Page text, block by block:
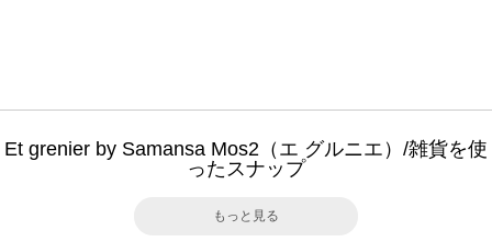
Et grenier by Samansa Mos2（エ グルニエ）/雑貨を使
ったスナップ
もっと見る